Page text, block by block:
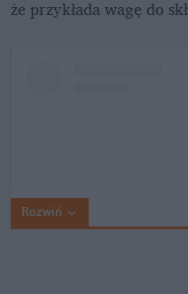
że przykłada wagę do
Rozwiń